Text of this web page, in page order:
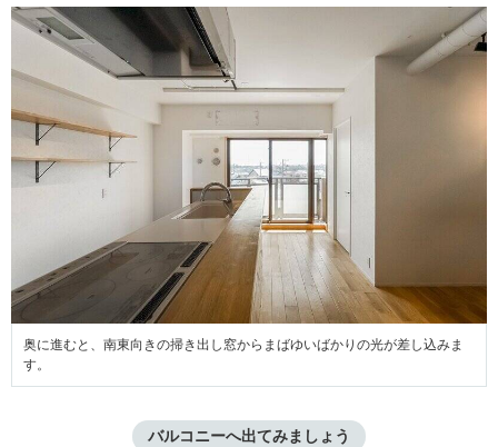
奥に進むと、南東向きの掃き出し窓からまばゆいばかりの光が差し込みま
す。
バルコニーへ出てみましょう